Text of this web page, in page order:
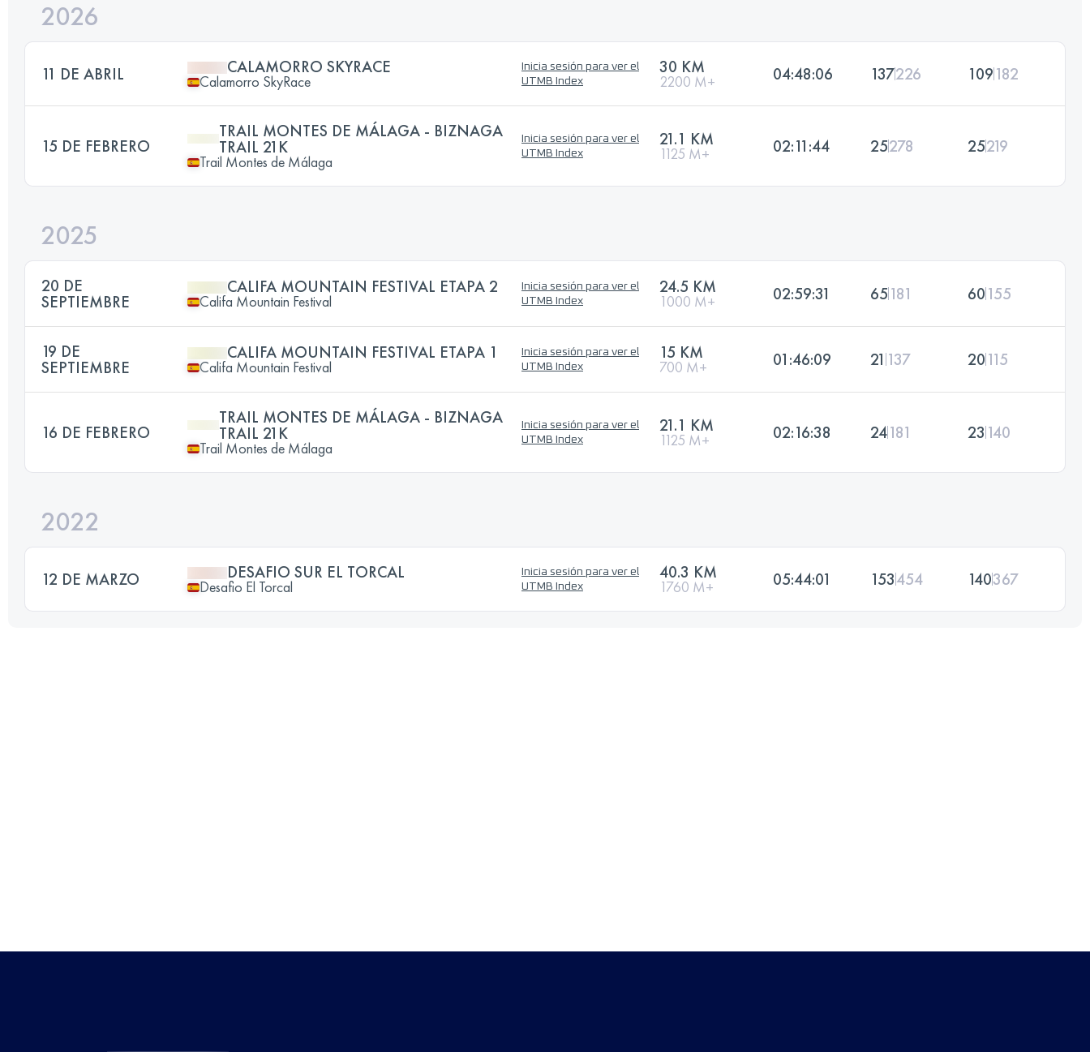
2026
11 DE ABRIL CALAMORRO SKYRACE
Calamorro SkyRace
Inicia sesión para ver el
UTMB Index
30 KM
2200 M+ 04:48:06 137226 109182
15 DE FEBRERO
TRAIL MONTES DE MÁLAGA - BIZNAGA
TRAIL 21K
Trail Montes de Málaga
Inicia sesión para ver el
UTMB Index
21.1 KM
1125 M+ 02:11:44 25278 25219
2025
20 DE
SEPTIEMBRE
CALIFA MOUNTAIN FESTIVAL ETAPA 2
Califa Mountain Festival
Inicia sesión para ver el
UTMB Index
24.5 KM
1000 M+ 02:59:31 65181 60155
19 DE
SEPTIEMBRE
CALIFA MOUNTAIN FESTIVAL ETAPA 1
Califa Mountain Festival
Inicia sesión para ver el
UTMB Index
15 KM
700 M+ 01:46:09 21 137 20115
16 DE FEBRERO
TRAIL MONTES DE MÁLAGA - BIZNAGA
TRAIL 21K
Trail Montes de Málaga
Inicia sesión para ver el
UTMB Index
21.1 KM
1125 M+ 02:16:38 24181 23 140
2022
12 DE MARZO DESAFIO SUR EL TORCAL
Desafio El Torcal
Inicia sesión para ver el
UTMB Index
40.3 KM
1760 M+ 05:44:01 153454 140367